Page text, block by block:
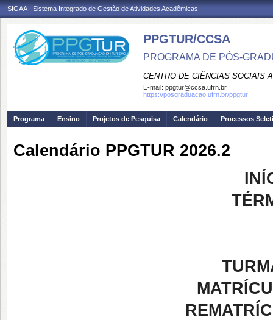
SIGAA - Sistema Integrado de Gestão de Atividades Acadêmicas
PPGTUR/CCSA
PROGRAMA DE PÓS-
CENTRO DE CIÊNCIAS SOCIAIS
E-mail: ppgtur@ccsa.ufrn.br
https://posgraduacao.ufrn.br/ppgtur
Programa Ensino Projetos de Pesquisa Calendário Processos
Calendário PPGTUR 2026.2